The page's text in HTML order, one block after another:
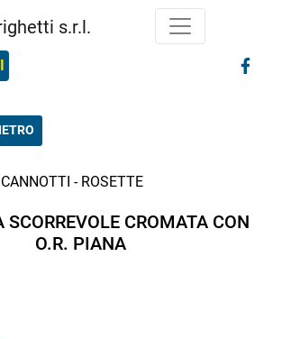
CANNOTTI - ROSETTE
SCORREVOLE CROMATA CON
O.R. PIANA